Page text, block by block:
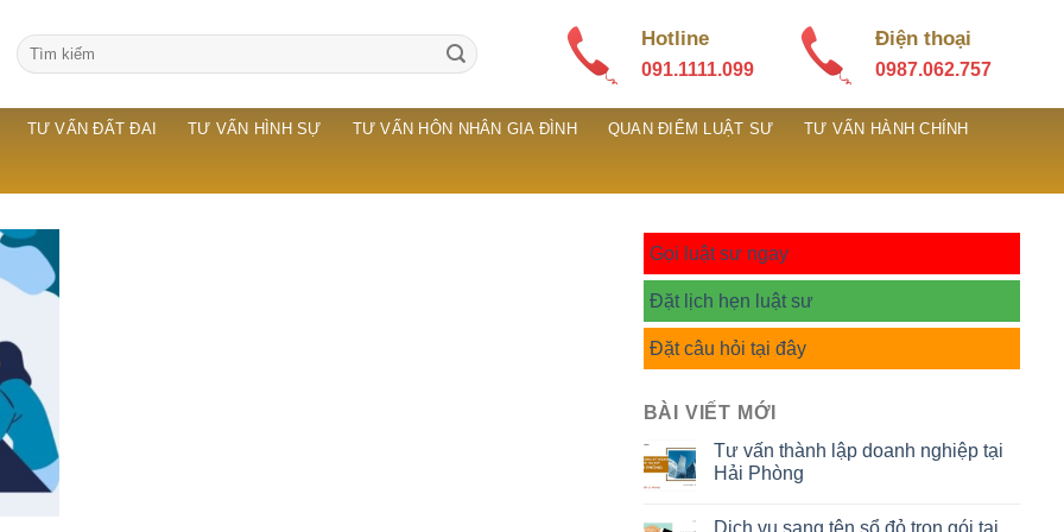
Hotline
091.1111.099
Điện thoại
0987.062.757
TƯ VẤN ĐẤT ĐAI TƯ VẤN HÌNH SỰ TƯ VẤN HÔN NHÂN GIA ĐÌNH QUAN ĐIỂM LUẬT SƯ TƯ VẤN HÀNH CHÍNH
Gọi luật sư ngay
Đặt lịch hẹn luật sư
Đặt câu hỏi tại đây
BÀI VIẾT MỚI
Tư vấn thành lập doanh nghiệp tại
Hải Phòng
Dịch vụ sang tên sổ đỏ trọn gói tại